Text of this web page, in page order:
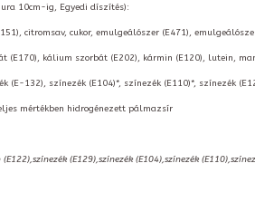
10cm-ig, Egyedi díszítés):
citromsav, cukor, emulgeálószer (E471),
(E170), kálium szorbát (E202), kármin (E120), lutein,
(E-132), színezék (E104)*, színezék (E110)*, színezék
mértékben hidrogénezett pálmazsír
(E129),színezék (E104),színezék